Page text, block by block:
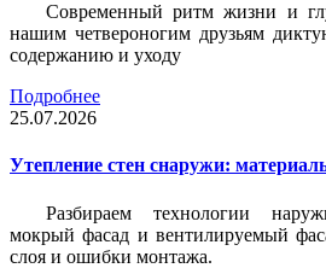
Современный ритм жизни и
нашим четвероногим друзьям
содержанию и уходу
Подробнее
25.07.2026
Утепление стен снаружи:
Разбираем технологии
мокрый фасад и вентилируемый
слоя и ошибки монтажа.